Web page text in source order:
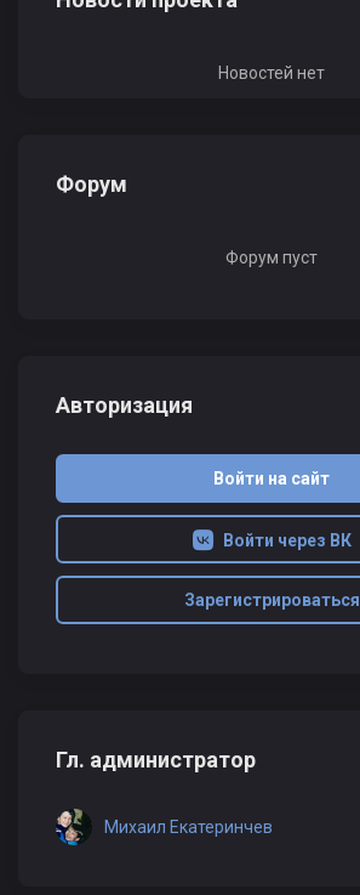
Авторизация
Войти на сайт
Войти через ВК
Зарегистрироваться
Гл. администратор
Михаил Екатеринчев
Новостей нет
Форум
Форум пуст